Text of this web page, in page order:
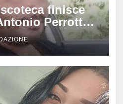
finisce
Perrotta
muore a
4 figli